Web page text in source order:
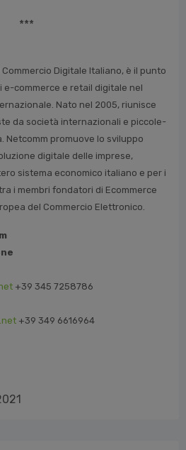
***
Digitale Italiano, è il punto
e-commerce e retail digitale nel
Nato nel 2005, riunisce
da società internazionali e piccole-
Netcomm promuove lo sviluppo
digitale delle imprese,
sistema economico italiano e per i
i membri fondatori di Ecommerce
del Commercio Elettronico.
+39 345 7258786
+39 349 6616964